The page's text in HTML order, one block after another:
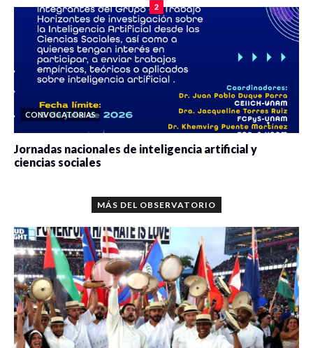
2
CONVOCATORIAS
Jornadas nacionales de inteligencia artificial y
ciencias sociales
MÁS DEL OBSERVATORIO